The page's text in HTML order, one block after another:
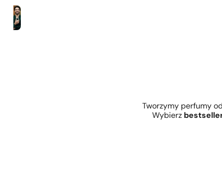
Mężczyźni
Tworzymy perfumy
Wybierz